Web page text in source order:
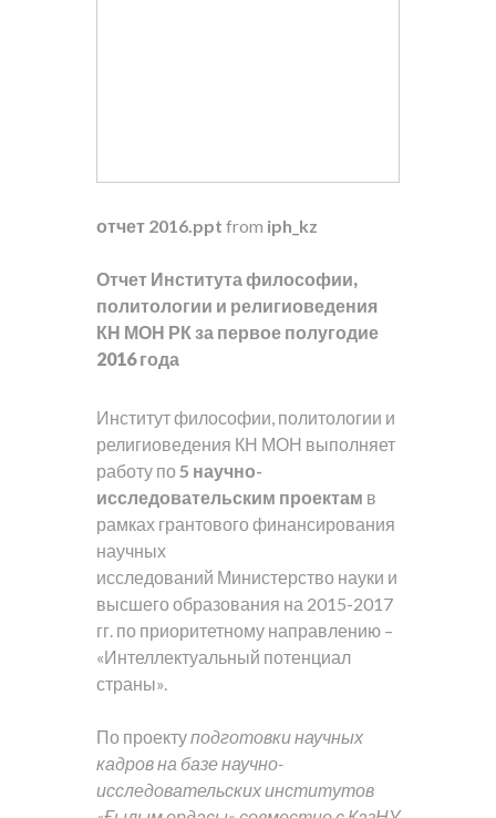
отчет 2016.ppt from iph_kz
Отчет Института философии,
политологии и религиоведения
КН МОН РК за первое полугодие
2016 года
Институт философии, политологии и
религиоведения КН МОН выполняет
работу по5 научно-
исследовательским проектам в
рамках грантового финансирования
научных
исследований Министерство науки и
высшего образования на 2015-2017
гг. по приоритетному направлению –
«Интеллектуальный потенциал
страны».
По проектуподготовки научных
кадров на базе научно-
исследовательских институтов